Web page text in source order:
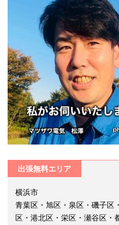
出張無料エリア
横浜市
青葉区・旭区・泉区・磯子区
区・港北区・栄区・瀬谷区・